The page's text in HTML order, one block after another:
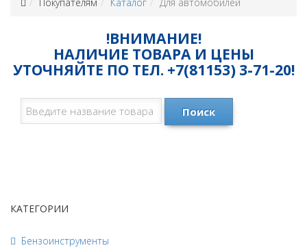
!ВНИМАНИЕ!
НАЛИЧИЕ ТОВАРА И ЦЕНЫ
УТОЧНЯЙТЕ ПО ТЕЛ. +7(81153) 3-71-20!
Поиск
КАТЕГОРИИ
Бензоинструменты